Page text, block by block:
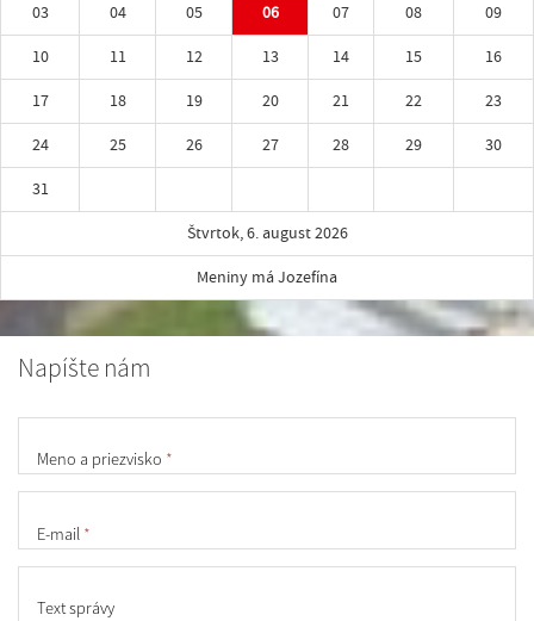
03
04 05 06 07 08
09
10
11 12 13 14 15
16
17
18 19 20 21 22
23
24
25 26 27 28 29
30
31
Štvrtok, 6. august 2026
Meniny má Jozefína
Napíšte nám
Meno a priezvisko *
E-mail *
Text správy